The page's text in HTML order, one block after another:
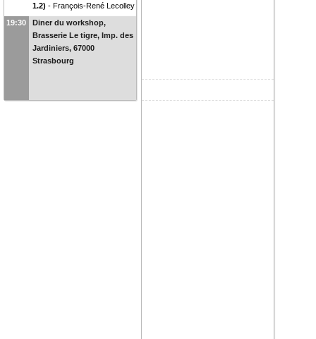
1.2) - François-René Lecolley
(LPC Caen (ENSICAEN -
CNRS/IN2P3 - UCN)
19:30
Diner du workshop,
Brasserie Le tigre, Imp. des
Jardiniers, 67000
Strasbourg